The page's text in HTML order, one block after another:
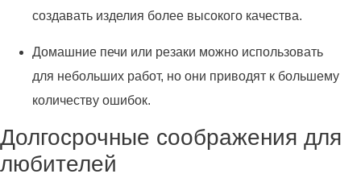
создавать изделия более высокого качества.
Домашние печи или резаки можно использовать
для небольших работ, но они приводят к большему
количеству ошибок.
Долгосрочные соображения для
любителей